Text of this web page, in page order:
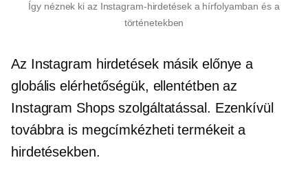
Így néznek ki az Instagram-hirdetések a hírfolyamban és a
történetekben
Az Instagram hirdetések másik előnye a
globális elérhetőségük, ellentétben az
Instagram Shops szolgáltatással. Ezenkívül
továbbra is megcímkézheti termékeit a
hirdetésekben.